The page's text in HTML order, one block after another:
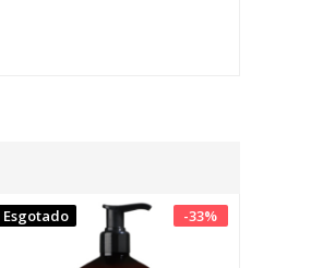
-33%
Esgotado